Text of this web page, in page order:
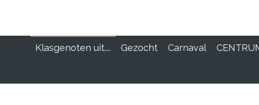
Klasgenoten uit.... Gezocht Carnaval